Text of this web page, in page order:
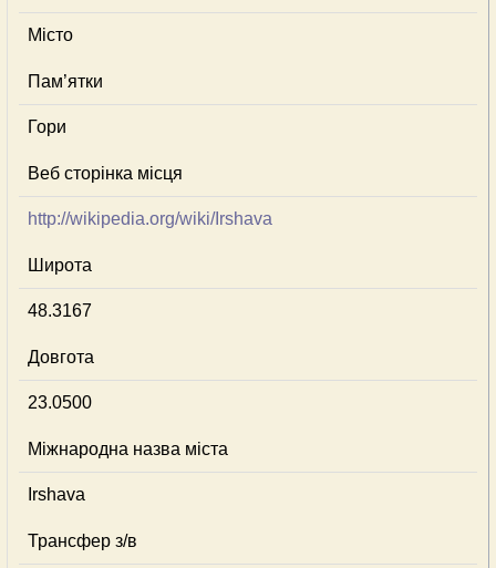
Місто
Пам’ятки
Гори
Веб сторінка місця
http://wikipedia.org/wiki/Irshava
Широта
48.3167
Довгота
23.0500
Міжнародна назва міста
Irshava
Трансфер з/в